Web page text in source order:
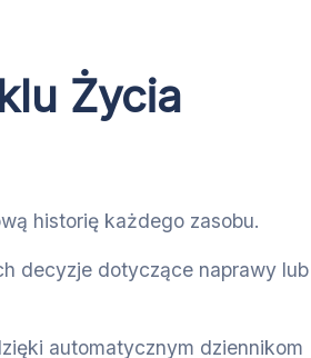
Życia
historię każdego zasobu.
decyzje dotyczące naprawy lub
automatycznym dziennikom